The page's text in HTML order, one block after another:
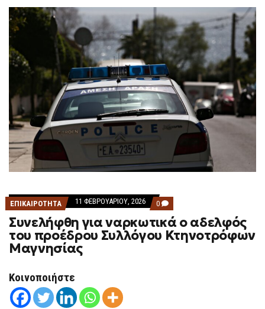
ΕΠΙΚΑΙΡΟΤΗΤΑ 11 ΦΕΒΡΟΥΑΡΊΟΥ, 2026 0 COMMENTS
ON
ΣΥΝΕΛΉΦΘΗ
ΓΙΑ
ΝΑΡΚΩΤΙΚΆ
Συνελήφθη για ναρκωτικά ο αδελφός
του προέδρου Συλλόγου Κτηνοτρόφων
Μαγνησίας
Κοινοποιήστε